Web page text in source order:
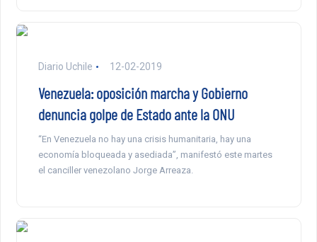
Diario Uchile 12-02-2019
Venezuela: oposición marcha y Gobierno
denuncia golpe de Estado ante la ONU
“En Venezuela no hay una crisis humanitaria, hay una
economía bloqueada y asediada”, manifestó este martes
el canciller venezolano Jorge Arreaza.